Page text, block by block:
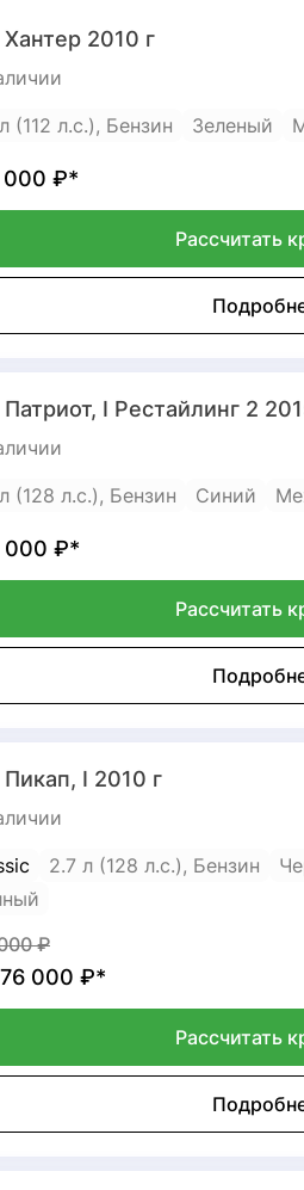
2010 г
(112 л.с.), Бензин
Зеленый
₽*
Рассчитать
I Рестайлинг 2
(128 л.с.), Бензин
Синий
000 ₽*
Рассчитать
I 2010 г
2.7 л (128 л.с.), Бензин
₽
000 ₽*
Рассчитать